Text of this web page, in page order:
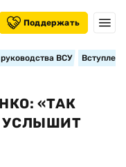
Поддержать
ВСУ
«ТАК
УСЛЫШИТ